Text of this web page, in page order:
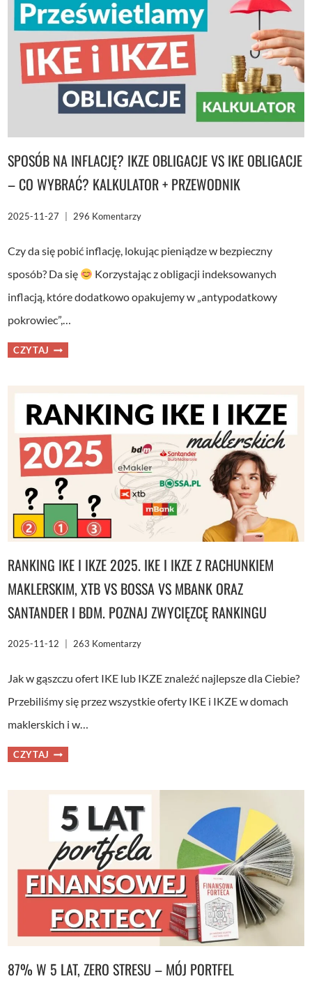
ETF?
SPOSÓB NA INFLACJĘ? IKZE OBLIGACJE VS IKE OBLIGACJE
– CO WYBRAĆ? KALKULATOR + PRZEWODNIK
2025-11-27 296 Komentarzy
Czy da się pobić inflację, lokując pieniądze w bezpieczny
sposób? Da się
Korzystając z obligacji indeksowanych
inflacją, które dodatkowo opakujemy w „antypodatkowy
pokrowiec”,…
CZYTAJ SPOSÓB
NA
VS
OBLIGACJE
–
CO
KALKULATOR
+
PRZEWODNIK
RANKING IKE I IKZE 2025. IKE I IKZE Z RACHUNKIEM
MAKLERSKIM, XTB VS BOSSA VS MBANK ORAZ
SANTANDER I BDM. POZNAJ ZWYCIĘZCĘ RANKINGU
2025-11-12 263 Komentarzy
Jak w gąszczu ofert IKE lub IKZE znaleźć najlepsze dla Ciebie?
Przebiliśmy się przez wszystkie oferty IKE i IKZE w domach
maklerskich i w…
CZYTAJ RANKING
IKE
IKE
IKZE
RACHUNKIEM
MAKLERSKIM,
XTB
VS
BOSSA
VS
MBANK
ORAZ
SANTANDER
I
BDM.
POZNAJ
ZWYCIĘZCĘ
RANKINGU
87% W 5 LAT, ZERO STRESU – MÓJ PORTFEL